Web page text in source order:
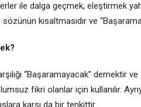
ile dalga geçmek, eleştirmek
kısaltmasıdır ve
“Başaramayacak” demektir
fikri olanlar için kullanılır.
karşı da bir tenkittir.